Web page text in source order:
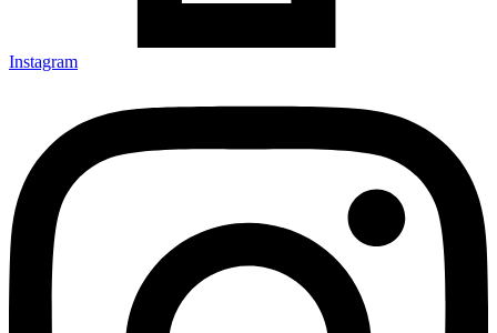
Instagram